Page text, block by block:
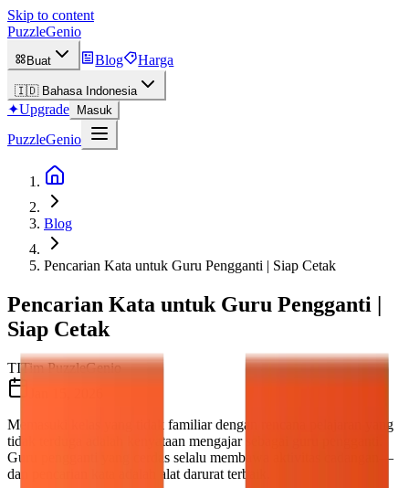
Skip to content
PuzzleGenio
Buat Blog Harga
🇮🇩 Bahasa Indonesia
✦Upgrade Masuk
PuzzleGenio
Blog
Pencarian Kata untuk Guru Pengganti | Siap Cetak
Pencarian Kata untuk Guru Pengganti |
Siap Cetak
TITim PuzzleGenio
Memasuki kelas yang tidak familiar dengan rencana pelajaran yang
tidak terduga adalah kenyataan mengajar sebagai guru pengganti.
Guru pengganti yang cerdas selalu membawa aktivitas cadangan—
dan pencarian kata adalah alat darurat terbaik.